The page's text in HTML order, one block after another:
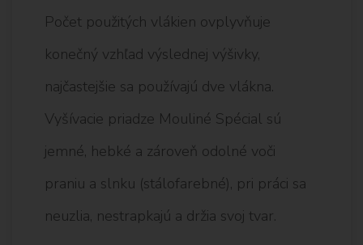
Počet použitých vlákien ovplyvňuje
konečný vzhľad výslednej výšivky,
najčastejšie sa používajú dve vlákna.
Vyšívacie priadze Mouliné Spécial sú
jemné, hebké a zároveň odolné voči
praniu a slnku (stálofarebné), pri práci sa
neuzlia, nestrapkajú a držia svoj tvar.